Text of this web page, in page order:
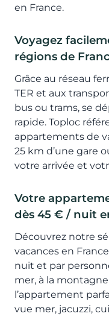
en France.
Voyagez
régions de
Grâce au réseau
TER et aux
bus ou trams, se
rapide. Toploc
appartements de
25 km d’une gare
votre arrivée et
Votre
dès 45 € / nuit
Découvrez notre
vacances en
nuit et par
mer, à la
l’appartement
vue mer, jacuzzi,